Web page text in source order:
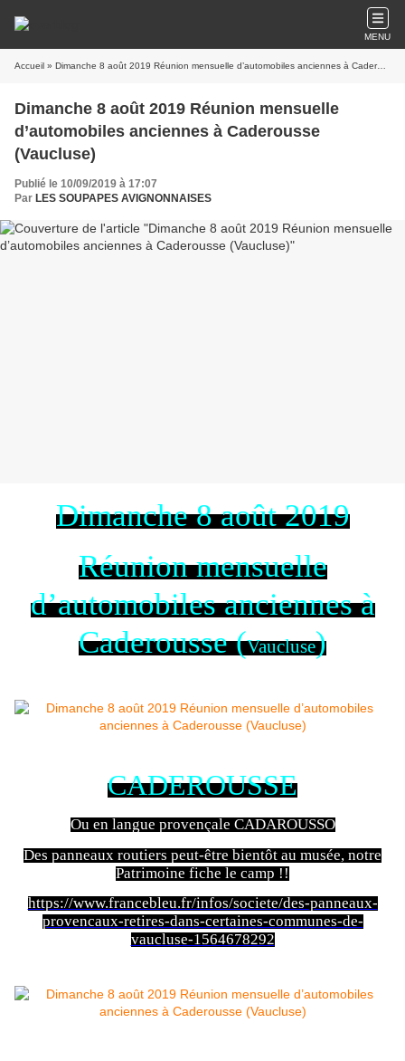
MENU
Accueil » Dimanche 8 août 2019 Réunion mensuelle d’automobiles anciennes à Caderousse (Vaucluse)
Dimanche 8 août 2019 Réunion mensuelle
d’automobiles anciennes à Caderousse
(Vaucluse)
Publié le 10/09/2019 à 17:07
Par LES SOUPAPES AVIGNONNAISES
Dimanche 8 août 2019
Réunion mensuelle
d’automobiles anciennes à
Caderousse (Vaucluse)
CADEROUSSE
Ou en langue provençale CADAROUSSO
Des panneaux routiers peut-être bientôt au musée, notre
Patrimoine fiche le camp !!
https://www.francebleu.fr/infos/societe/des-panneaux-
provencaux-retires-dans-certaines-communes-de-
vaucluse-1564678292